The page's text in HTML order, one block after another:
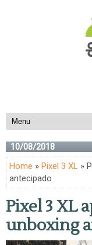
10/08/2018
Home » Pixel 3 XL »
antecipado
Pixel 3 XL
unboxing